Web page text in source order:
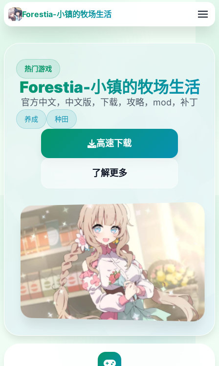
Forestia-小镇的牧场生活
热门游戏
Forestia-小镇的牧场生活
官方中文，中文版，下载，攻略，mod，补丁
养成 种田
高速下载
了解更多